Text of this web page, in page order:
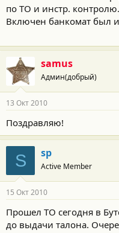
по ТО и инстр.
Включен банкомат был
samus
Админ(добрый)
13 Окт 2010
Поздравляю!
S sp
Active Member
15 Окт 2010
Прошел ТО сегодня в
до выдачи талона.